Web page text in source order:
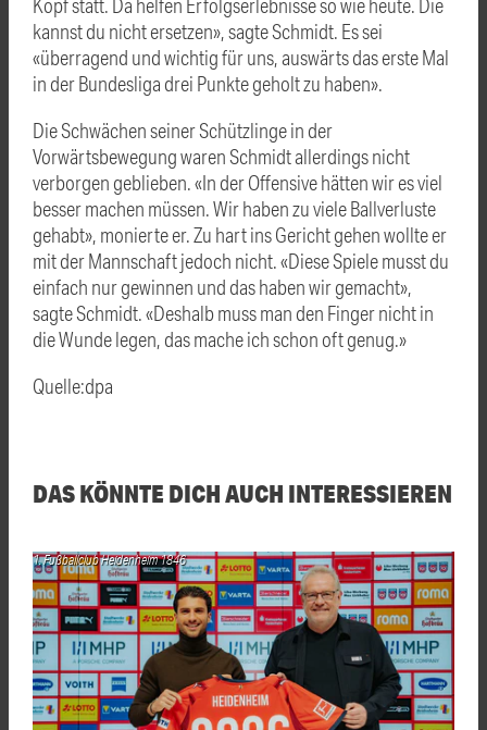
kannst du nicht ersetzen», sagte Schmidt. Es sei
«überragend und wichtig für uns, auswärts das erste Mal
in der Bundesliga drei Punkte geholt zu haben».
Die Schwächen seiner Schützlinge in der
Vorwärtsbewegung waren Schmidt allerdings nicht
verborgen geblieben. «In der Offensive hätten wir es viel
besser machen müssen. Wir haben zu viele Ballverluste
gehabt», monierte er. Zu hart ins Gericht gehen wollte er
mit der Mannschaft jedoch nicht. «Diese Spiele musst du
einfach nur gewinnen und das haben wir gemacht»,
sagte Schmidt. «Deshalb muss man den Finger nicht in
die Wunde legen, das mache ich schon oft genug.»
Quelle:dpa
DAS KÖNNTE DICH AUCH INTERESSIEREN
1. Fußballclub Heidenheim 1846